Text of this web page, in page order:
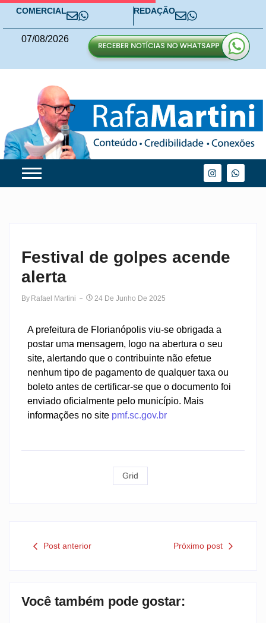
COMERCIAL REDAÇÃO
07/08/2026
Festival de golpes acende
alerta
By Rafael Martini 24 De Junho De 2025
A prefeitura de Florianópolis viu-se obrigada a
postar uma mensagem, logo na abertura o seu
site, alertando que o contribuinte não efetue
nenhum tipo de pagamento de qualquer taxa ou
boleto antes de certificar-se que o documento foi
enviado oficialmente pelo município. Mais
informações no site pmf.sc.gov.br
Grid
Post anterior Próximo post
Você também pode gostar: